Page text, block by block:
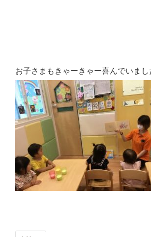
お子さまもきゃーきゃー喜んでいまし